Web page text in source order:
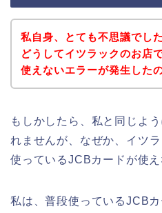
私自身、とても不思議でし
どうしてイツラックのお店
使えないエラーが発生した
もしかしたら、私と同じよ
れませんが、なぜか、イツ
使っているJCBカードが使え
私は、普段使っているJCB